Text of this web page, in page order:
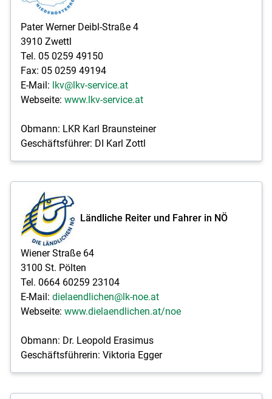
Pater Werner Deibl-Straße 4
3910 Zwettl
Tel. 05 0259 49150
Fax: 05 0259 49194
E-Mail: lkv@lkv-service.at
Webseite: www.lkv-service.at
Obmann: LKR Karl Braunsteiner
Geschäftsführer: DI Karl Zottl
Ländliche Reiter und Fahrer in NÖ
Wiener Straße 64
3100 St. Pölten
Tel. 0664 60259 23104
E-Mail: dielaendlichen@lk-noe.at
Webseite: www.dielaendlichen.at/noe
Obmann: Dr. Leopold Erasimus
Geschäftsführerin: Viktoria Egger